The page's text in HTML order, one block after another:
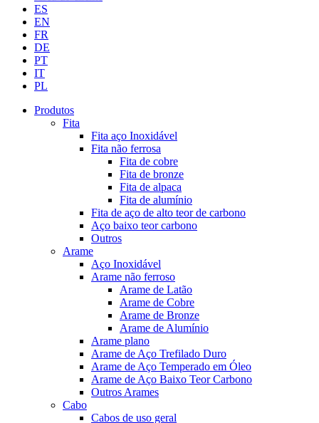
ES
EN
FR
DE
PT
IT
PL
Produtos
Fita
Fita aço Inoxidável
Fita não ferrosa
Fita de cobre
Fita de bronze
Fita de alpaca
Fita de alumínio
Fita de aço de alto teor de carbono
Aço baixo teor carbono
Outros
Arame
Aço Inoxidável
Arame não ferroso
Arame de Latão
Arame de Cobre
Arame de Bronze
Arame de Alumínio
Arame plano
Arame de Aço Trefilado Duro
Arame de Aço Temperado em Óleo
Arame de Aço Baixo Teor Carbono
Outros Arames
Cabo
Cabos de uso geral